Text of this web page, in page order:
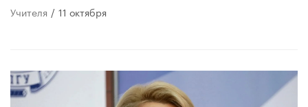
Учителя / 11 октября